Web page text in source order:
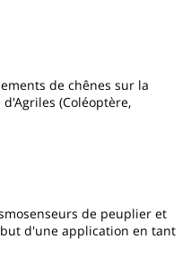
de chênes sur la
(Coléoptère,
de peuplier et
d'une application en tant